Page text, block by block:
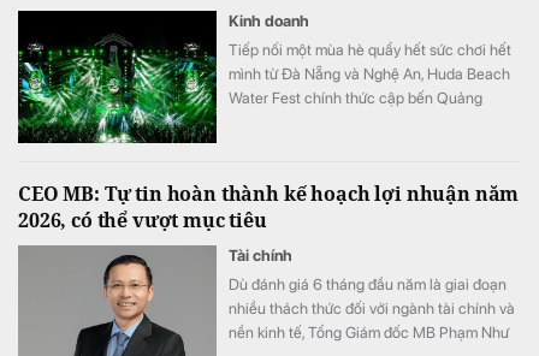
Kinh doanh
Tiếp nối một mùa hè quẩy hết sức chơi hết
mình từ Đà Nẵng và Nghệ An, Huda Beach
Water Fest chính thức cập bến Quảng
CEO MB: Tự tin hoàn thành kế hoạch lợi nhuận năm
2026, có thể vượt mục tiêu
Tài chính
Dù đánh giá 6 tháng đầu năm là giai đoạn
nhiều thách thức đối với ngành tài chính và
nền kinh tế, Tổng Giám đốc MB Phạm Như